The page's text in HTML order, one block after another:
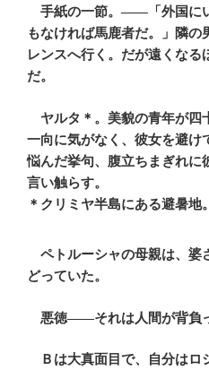
手紙の一節。――「外国に
もなければ馬鹿者だ。」隣の
レンスへ行く。だが遠くな
だ。
ヤルタ＊。美貌の青年が四
一向に気がなく、彼女を避け
悩んだ挙句、腹立ちまぎれに
言い触らす。
＊クリミヤ半島にある避暑地。
ペトルーシャの母親は、婆
どっていた。
悪徳――それは人間が背負
Ｂは大真面目で、自分はロ